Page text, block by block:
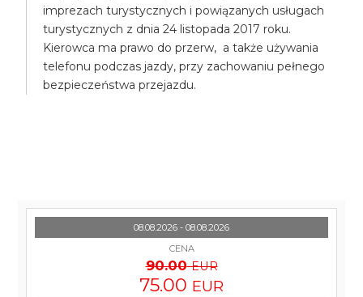
imprezach turystycznych i powiązanych usługach
turystycznych z dnia 24 listopada 2017 roku.
Kierowca ma prawo do przerw, a także używania
telefonu podczas jazdy, przy zachowaniu pełnego
bezpieczeństwa przejazdu.
08.08.2026 - 08.08.2026
CENA
90.00 EUR
75.00 EUR